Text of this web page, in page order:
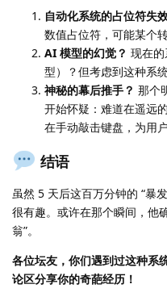
自动化系统的占位符失
数值占位符，可能某个
AI 模型的幻觉？ 现在
型）？但考虑到这种系
神秘的幕后推手？ 那个
开始怀疑：难道在遥远
在手动敲击键盘，为用
结语
虽然 5 天后这百万分钟的 “暴
很有趣。或许在那个瞬间，他
翁”。
各位坛友，你们遇到过这种系
论区分享你的奇葩经历！